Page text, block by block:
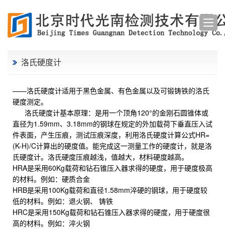
洛氏硬度计
——洛氏硬度计适用于黑色金属、有色金属以及可锻铸铁的洛氏
硬度测定。
洛氏硬度计基本原理：是用一个顶角120°的金刚石圆锥体或
直径为1.59mm、3.18mm的钢球在规定的外加载荷下垂直压入试
件表面，产生压痕，测试压痕深度，利用洛氏硬度计算公式HR=
(K-H)/C计算出的硬度值。能完成这一测量工作的硬度计，就是洛
氏硬度计。洛氏硬度压痕越浅，值越大，材料硬度越高。
HRA是采用60Kg载荷和钻石锥压入器求得的硬度，用于硬度极高
的材料。例如：硬质合金
HRB是采用100Kg载荷和直径1.58mm淬硬的钢球，用于硬度较
低的材料。例如：退火钢、 铸铁
HRC是采用150Kg载荷和钻石锥压入器求得的硬度，用于硬度很
高的材料。例如：淬火钢